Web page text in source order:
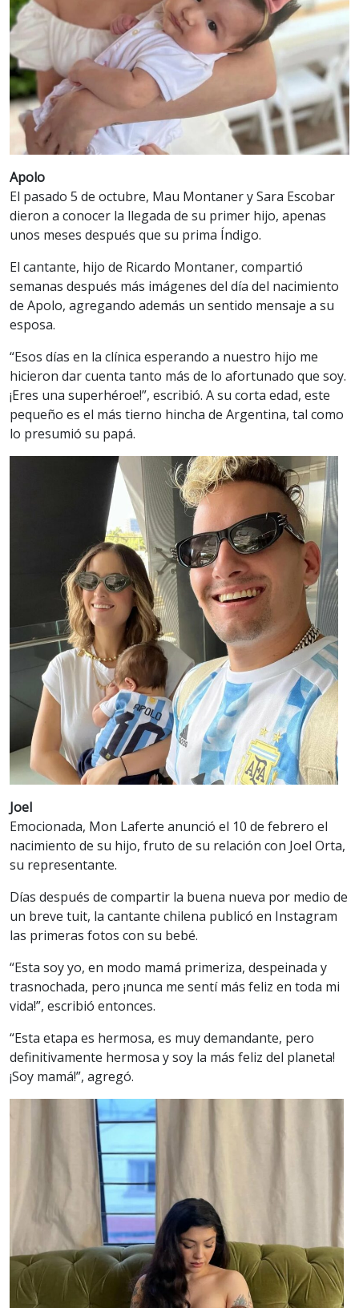
Apolo
El pasado 5 de octubre, Mau Montaner y Sara Escobar
dieron a conocer la llegada de su primer hijo, apenas
unos meses después que su prima Índigo.
El cantante, hijo de Ricardo Montaner, compartió
semanas después más imágenes del día del nacimiento
de Apolo, agregando además un sentido mensaje a su
esposa.
“Esos días en la clínica esperando a nuestro hijo me
hicieron dar cuenta tanto más de lo afortunado que soy.
¡Eres una superhéroe!”, escribió. A su corta edad, este
pequeño es el más tierno hincha de Argentina, tal como
lo presumió su papá.
Joel
Emocionada, Mon Laferte anunció el 10 de febrero el
nacimiento de su hijo, fruto de su relación con Joel Orta,
su representante.
Días después de compartir la buena nueva por medio de
un breve tuit, la cantante chilena publicó en Instagram
las primeras fotos con su bebé.
“Esta soy yo, en modo mamá primeriza, despeinada y
trasnochada, pero ¡nunca me sentí más feliz en toda mi
vida!”, escribió entonces.
“Esta etapa es hermosa, es muy demandante, pero
definitivamente hermosa y soy la más feliz del planeta!
¡Soy mamá!”, agregó.